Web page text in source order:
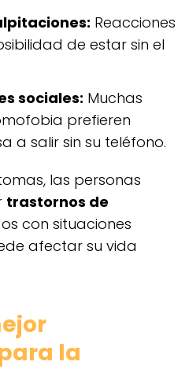
Reacciones
de estar sin el
sociales: Muchas
prefieren
a salir sin su teléfono.
las personas
trastornos de
con situaciones
afectar su vida
la